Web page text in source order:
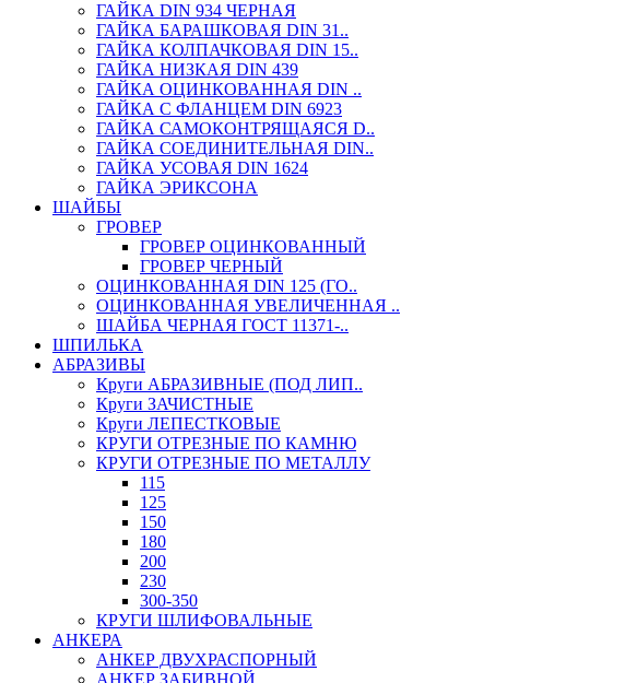
ГАЙКА DIN 934 ЧЕРНАЯ
ГАЙКА БАРАШКОВАЯ DIN 31..
ГАЙКА КОЛПАЧКОВАЯ DIN 15..
ГАЙКА НИЗКАЯ DIN 439
ГАЙКА ОЦИНКОВАННАЯ DIN ..
ГАЙКА С ФЛАНЦЕМ DIN 6923
ГАЙКА САМОКОНТРЯЩАЯСЯ D..
ГАЙКА СОЕДИНИТЕЛЬНАЯ DIN..
ГАЙКА УСОВАЯ DIN 1624
ГАЙКА ЭРИКСОНА
ШАЙБЫ
ГРОВЕР
ГРОВЕР ОЦИНКОВАННЫЙ
ГРОВЕР ЧЕРНЫЙ
ОЦИНКОВАННАЯ DIN 125 (ГО..
ОЦИНКОВАННАЯ УВЕЛИЧЕННАЯ ..
ШАЙБА ЧЕРНАЯ ГОСТ 11371-..
ШПИЛЬКА
АБРАЗИВЫ
Круги АБРАЗИВНЫЕ (ПОД ЛИП..
Круги ЗАЧИСТНЫЕ
Круги ЛЕПЕСТКОВЫЕ
КРУГИ ОТРЕЗНЫЕ ПО КАМНЮ
КРУГИ ОТРЕЗНЫЕ ПО МЕТАЛЛУ
115
125
150
180
200
230
300-350
КРУГИ ШЛИФОВАЛЬНЫЕ
АНКЕРА
АНКЕР ДВУХРАСПОРНЫЙ
АНКЕР ЗАБИВНОЙ